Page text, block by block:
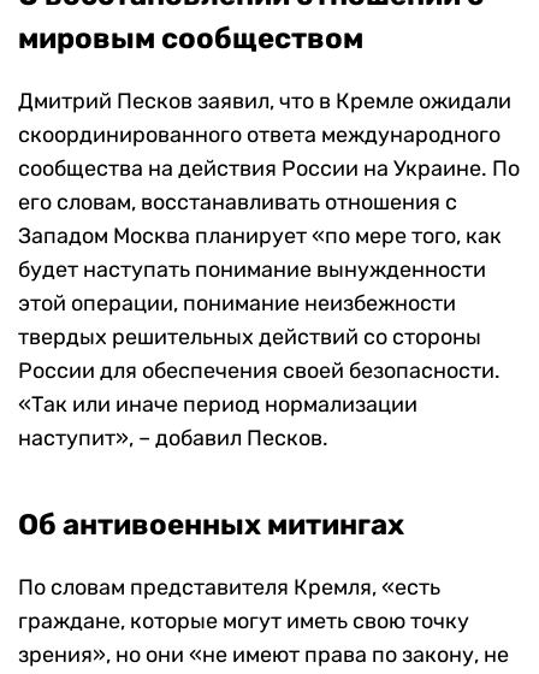
мировым сообществом
Дмитрий Песков заявил, что в Кремле ожидали
скоординированного ответа международного
сообщества на действия России на Украине. По
его словам, восстанавливать отношения с
Западом Москва планирует «по мере того, как
будет наступать понимание вынужденности
этой операции, понимание неизбежности
твердых решительных действий со стороны
России для обеспечения своей безопасности.
«Так или иначе период нормализации
наступит», – добавил Песков.
Об антивоенных митингах
По словам представителя Кремля, «есть
граждане, которые могут иметь свою точку
зрения», но они «не имеют права по закону, не